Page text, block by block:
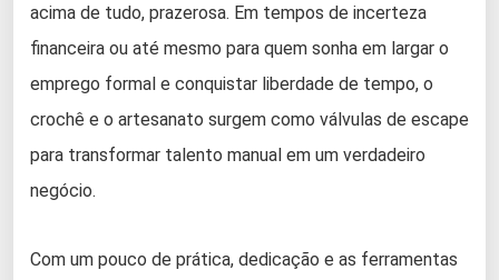
acima de tudo, prazerosa. Em tempos de incerteza
financeira ou até mesmo para quem sonha em largar o
emprego formal e conquistar liberdade de tempo, o
crochê e o artesanato surgem como válvulas de escape
para transformar talento manual em um verdadeiro
negócio.
Com um pouco de prática, dedicação e as ferramentas